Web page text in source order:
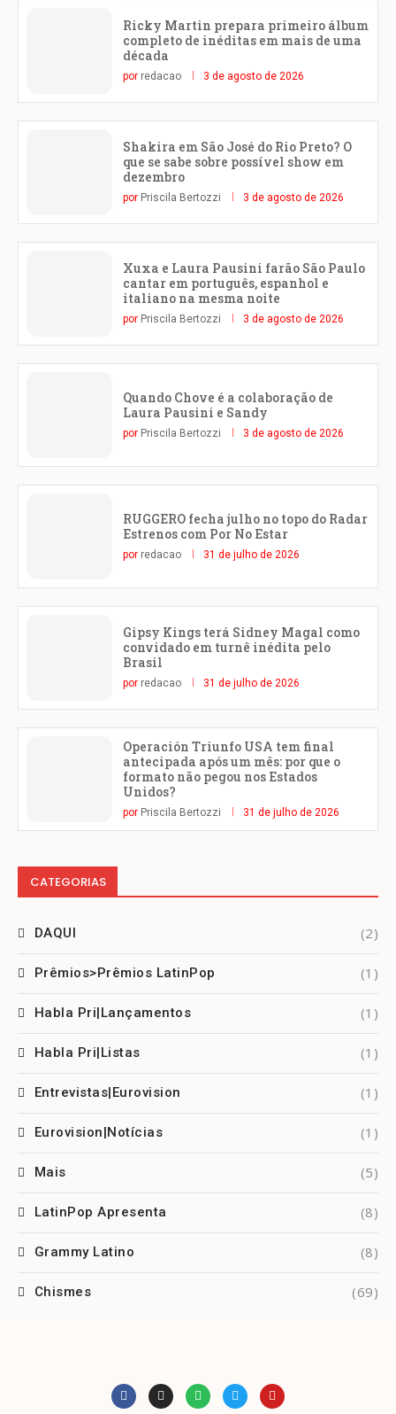
Ricky Martin prepara primeiro álbum
completo de inéditas em mais de uma
década
por redacao 3 de agosto de 2026
Shakira em São José do Rio Preto? O
que se sabe sobre possível show em
dezembro
por Priscila Bertozzi 3 de agosto de 2026
Xuxa e Laura Pausini farão São Paulo
cantar em português, espanhol e
italiano na mesma noite
por Priscila Bertozzi 3 de agosto de 2026
Quando Chove é a colaboração de
Laura Pausini e Sandy
por Priscila Bertozzi 3 de agosto de 2026
RUGGERO fecha julho no topo do Radar
Estrenos com Por No Estar
por redacao 31 de julho de 2026
Gipsy Kings terá Sidney Magal como
convidado em turnê inédita pelo
Brasil
por redacao 31 de julho de 2026
Operación Triunfo USA tem final
antecipada após um mês: por que o
formato não pegou nos Estados
Unidos?
por Priscila Bertozzi 31 de julho de 2026
CATEGORIAS
DAQUI (2)
Prêmios>Prêmios LatinPop (1)
Habla Pri|Lançamentos (1)
Habla Pri|Listas (1)
Entrevistas|Eurovision (1)
Eurovision|Notícias (1)
Mais (5)
LatinPop Apresenta (8)
Grammy Latino (8)
Chismes (69)